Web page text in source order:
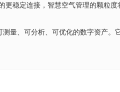
稳定连接，智慧空气管理的颗粒
量、可分析、可优化的数字资产